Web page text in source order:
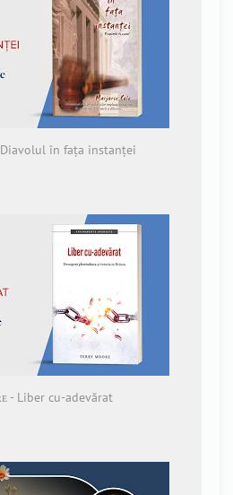
- Diavolul în fața instanței
- Liber cu-adevărat